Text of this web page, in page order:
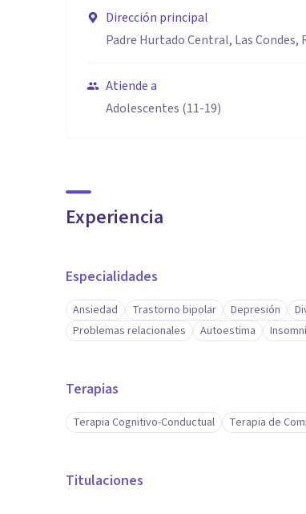
Dirección principal
Padre Hurtado Central, Las
Atiende a
Adolescentes (11-19)
Experiencia
Especialidades
Ansiedad Trastorno bipolar Depresión
Problemas relacionales
Autoestima
Terapias
Terapia Cognitivo-Conductual Terapia de
Titulaciones